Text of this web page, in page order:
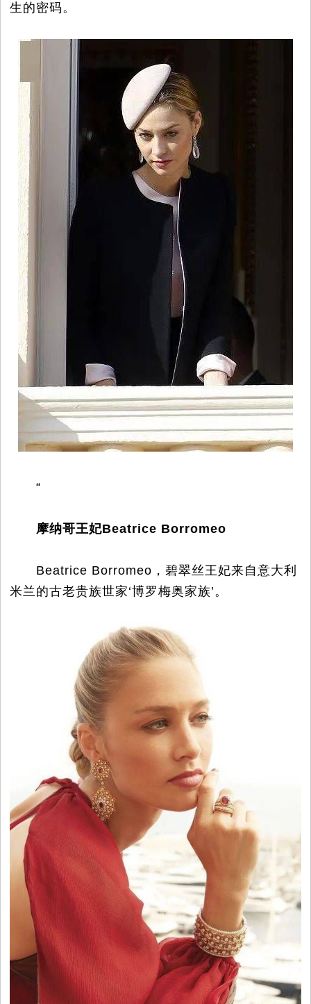
生的密码。
“
摩纳哥王妃Beatrice Borromeo
Beatrice Borromeo，碧翠丝王妃来自意大利
米兰的古老贵族世家‘博罗梅奥家族’。